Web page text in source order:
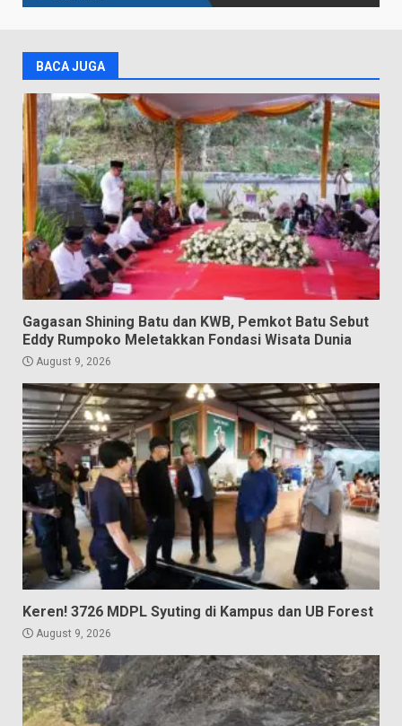
BACA JUGA
Gagasan Shining Batu dan KWB, Pemkot Batu Sebut
Eddy Rumpoko Meletakkan Fondasi Wisata Dunia
August 9, 2026
Keren! 3726 MDPL Syuting di Kampus dan UB Forest
August 9, 2026